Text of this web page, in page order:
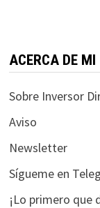
ACERCA DE MI
Sobre Inversor
Aviso
Newsletter
Sígueme en
¡Lo primero que
Para que
podamos
funcionalidad
y estructura
de la web, en
base a cómo